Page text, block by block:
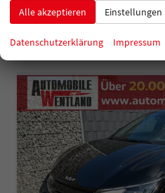
Stromverbrauch kombiniert:
Elektrische Reichweite:582 km
CO -Klasse:A
2 -Emissionen: 0 g/km
Alle akzeptieren Einstellungen
Datenschutzerklärung Impressum